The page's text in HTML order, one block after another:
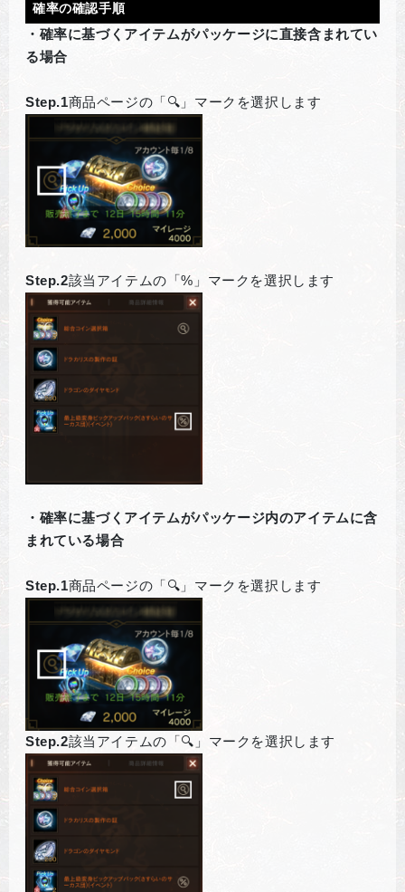
確率の確認手順
・確率に基づくアイテムがパッケージに直接含まれてい
る場合
Step.1商品ページの「🔍」マークを選択します
Step.2該当アイテムの「%」マークを選択します
・確率に基づくアイテムがパッケージ内のアイテムに含
まれている場合
Step.1商品ページの「🔍」マークを選択します
Step.2該当アイテムの「🔍」マークを選択します